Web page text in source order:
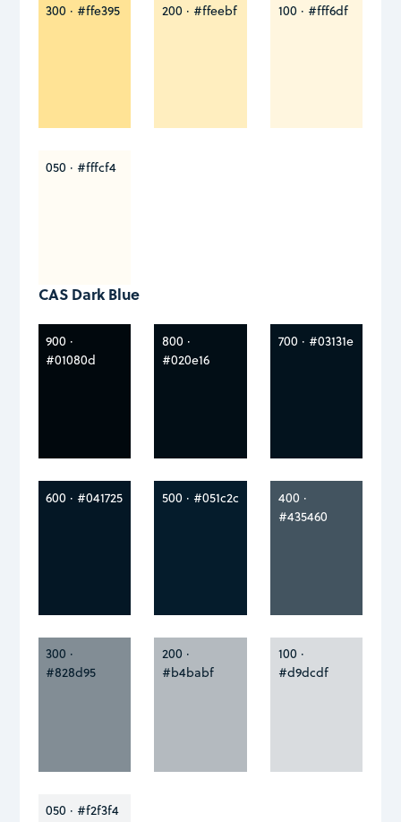
300 · #ffe395 200 · #ffeebf 100 · #fff6df
050 · #fffcf4
CAS Dark Blue
900 ·
#01080d
800 ·
#020e16
700 · #03131e
600 · #041725 500 · #051c2c
400 ·
#435460
300 ·
#828d95
200 ·
#b4babf
100 ·
#d9dcdf
050 · #f2f3f4